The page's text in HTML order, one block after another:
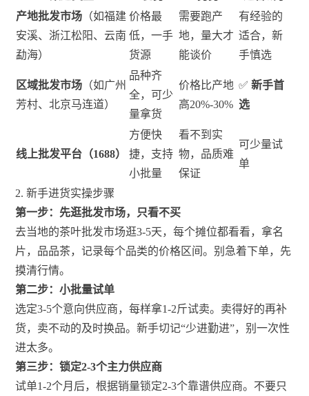
产地批发市场 （如福建
安溪、浙江松阳、云南
勐海）
价格最
低，一手
货源
需要跑产
地，量大才
能谈价
有经验的
适合，新
手慎选
区域批发市场 （如广州
芳村、北京马连道）
品种齐
全，可少
量拿货
价格比产地
高20%-30%
✅新手首
选
线上批发平台（1688）
方便快
捷，支持
小批量
看不到实
物，品质难
保证
可少量试
单
2. 新手进货实操步骤
第一步：先逛批发市场，只看不买
去当地的茶叶批发市场逛3-5天，每个摊位都看看，拿名
片，品品茶，记录每个品类的价格区间。别急着下单，先
摸清行情。
第二步：小批量试单
选定3-5个意向供应商，每样拿1-2斤试卖。卖得好的再补
货，卖不动的及时换品。新手切记“少进勤进”，别一次性
进太多。
第三步：锁定2-3个主力供应商
试单1-2个月后，根据销量锁定2-3个靠谱供应商。不要只